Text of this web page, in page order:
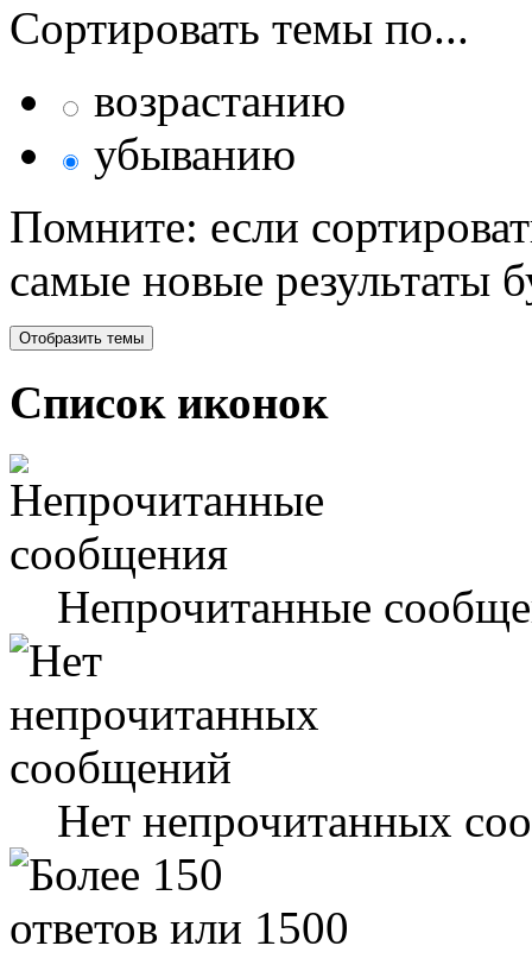
Сортировать темы по...
возрастанию
убыванию
Помните: если
самые новые результаты
Список иконок
Непрочитанные
Нет непрочитанных